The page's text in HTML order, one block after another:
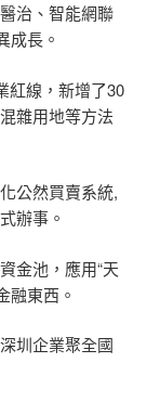
治、智能網聯
成長。
紅線，新增了30
雜用地等方法
公然買賣系統,
辦事。
金池，應用“天
融東西。
圳企業聚全國